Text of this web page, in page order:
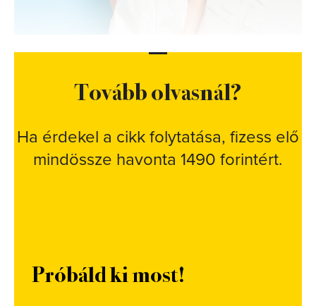
Tovább olvasnál?
Ha érdekel a cikk folytatása, fizess elő
mindössze havonta 1490 forintért.
Próbáld ki most!